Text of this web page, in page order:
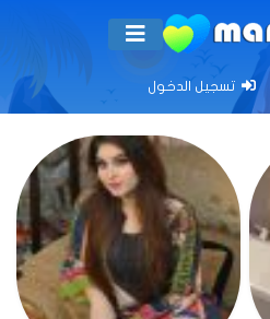
تسجيل الدخول